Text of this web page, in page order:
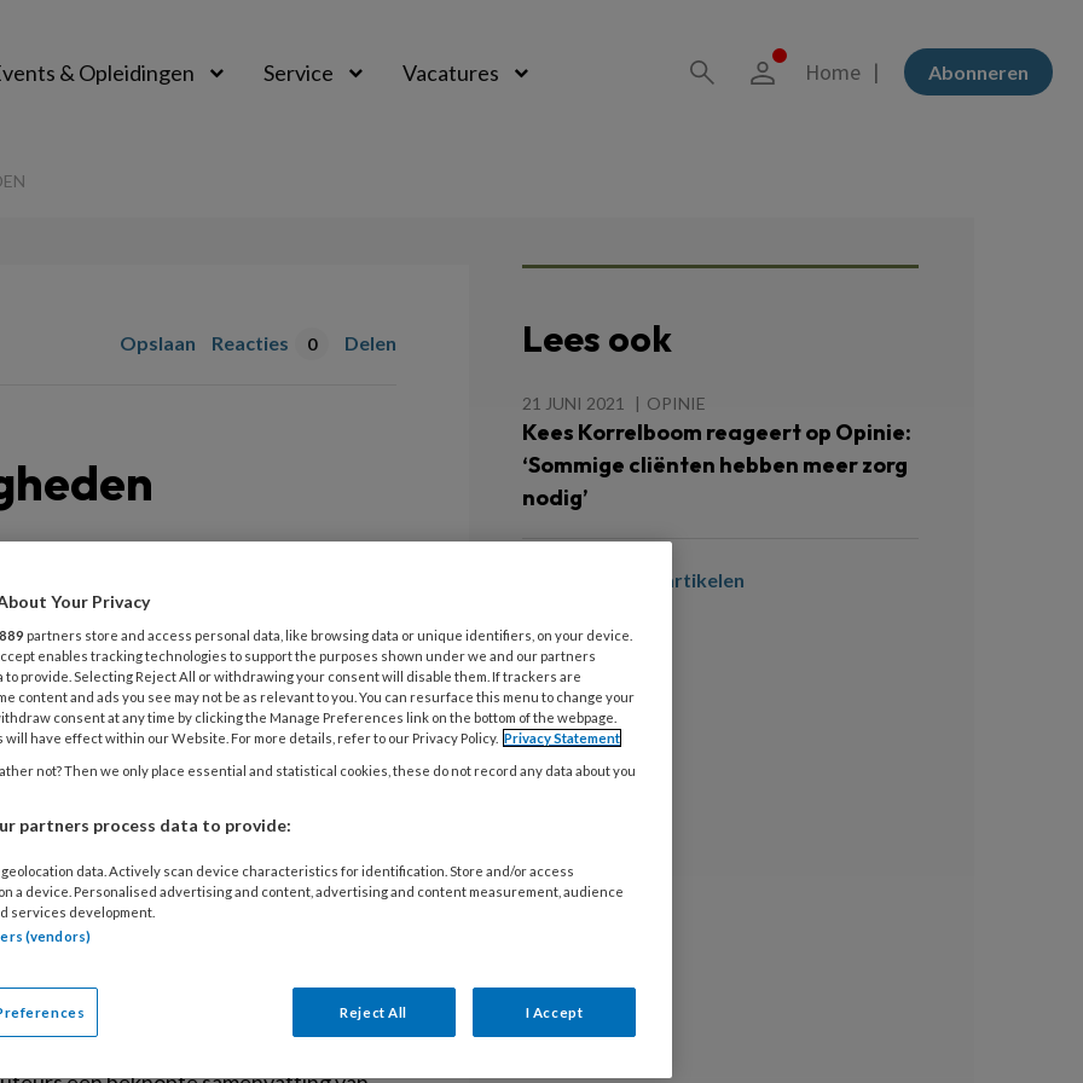
& Opleidingen Service Vacatures Abonneren
Home
Opslaan Reacties 0 Delen
Schematherapiesluit inhoudelijk aan
Schematherapie, een praktische
van Arnoud Arntz & Gitta Jacob (2012) en
Patronen doorbrekenvan Hannie van
Gitta Jacob & Laura Seebauer (2012). In het
staan verschillende informatiebladen en
over schematherapie, bedoeld voor zowel
als cliënten. De bedoeling is dat
hieruit de voor de cliënt relevante
zijn ook te downloaden via
gezien het formaat van het boek en de
is het geen doen om alles te
Lees ook
21 JUNI 2021 OPINIE
Kees Korrelboom reageert op Opinie:
‘Sommige cliënten hebben meer zorg
nodig’
Meer magazine artikelen
Your Privacy
889 partners store and access personal data, like browsing data or unique identifiers, on your device.
enables tracking technologies to support the purposes shown under we and our partners
to provide. Selecting Reject All or withdrawing your consent will disable them. If trackers are
content and ads you see may not be as relevant to you. You can resurface this menu to change your
consent at any time by clicking the Manage Preferences link on the bottom of the webpage.
will have effect within our Website. For more details, refer to our Privacy Policy. Privacy Statement
not? Then we only place essential and statistical cookies, these do not record any data about you
partners process data to provide:
data. Actively scan device characteristics for identification. Store and/or access
a device. Personalised advertising and content, advertising and content measurement, audience
services development.
(vendors)
Reject All I Accept